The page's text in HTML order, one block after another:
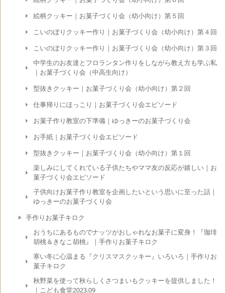
絵柄クッキー｜お菓子づくり会（幼小向け）第５回
こいのぼりクッキー作り｜お菓子づくり会（幼小向け）第４回
こいのぼりクッキー作り｜お菓子づくり会（幼小向け）第３回
中学生のお友達とフロランタン作りをしながら教え方も学ぶ私
｜お菓子づくり会（中高生向け）
型抜きクッキー｜お菓子づくり会（幼小向け）第２回
仕事帰りにほっこり｜お菓子づくり会エピソード
お菓子作り教室の下準備｜ゆっきーのお菓子づくり会
お手紙｜お菓子づくり会エピソード
型抜きクッキー｜お菓子づくり会（幼小向け）第１回
楽しみにしてくれている子供たちやママ友の反応が嬉しい｜お
菓子づくり会エピソード
子供向けお菓子作り教室を企画したいという思いに至った話｜
ゆっきーのお菓子づくり会
手作りお菓子キロク
おうちにあるものでナッツがおしゃれなお菓子に変身！『珈琲
胡桃＆きなこ胡桃』｜手作りお菓子キロク
寒い冬に心温まる『クリスマスクッキー』いろいろ｜手作りお
菓子キロク
秋野菜を使って秋らしくさつまいもクッキーを提供しました！
｜こども食堂2023.09